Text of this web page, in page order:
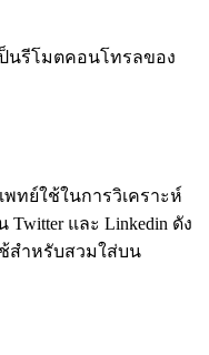
นรีโมตคอนโทรลของ
ทย์ใช้ในการวิเคราะห์
และ Linkedin ดัง
สำหรับสวมใส่บน